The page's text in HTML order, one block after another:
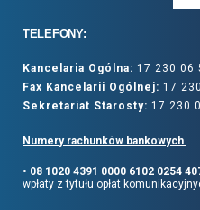
TELEFONY:
Kancelaria Ogólna: 17 230 06
Fax Kancelarii Ogólnej: 17
Sekretariat Starosty: 17 230
Numery rachunków bankowych
• 08 1020 4391 0000 6102 0254
wpłaty z tytułu opłat